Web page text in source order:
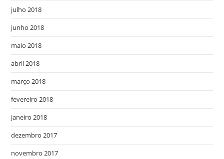
julho 2018
junho 2018
maio 2018
abril 2018
março 2018
fevereiro 2018
janeiro 2018
dezembro 2017
novembro 2017